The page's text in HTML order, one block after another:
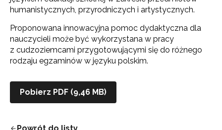
humanistycznych, przyrodniczych i artystycznych.
Proponowana innowacyjna pomoc dydaktyczna dla
nauczycieli może być wykorzystana w pracy
z cudzoziemcami przygotowującymi się do różnego
rodzaju egzaminów w języku polskim.
Pobierz PDF (9,46 MB)
Newsletter ORE
informacjami